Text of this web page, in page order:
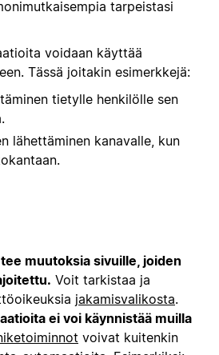
tarpeistasi
voidaan käyttää
Tässä joitakin esimerkkejä:
tietylle henkilölle sen
lähettäminen kanavalle, kun
muutoksia sivuille, joiden
Voit tarkistaa ja
jakamisvalikosta.
ei voi käynnistää muilla
voivat kuitenkin